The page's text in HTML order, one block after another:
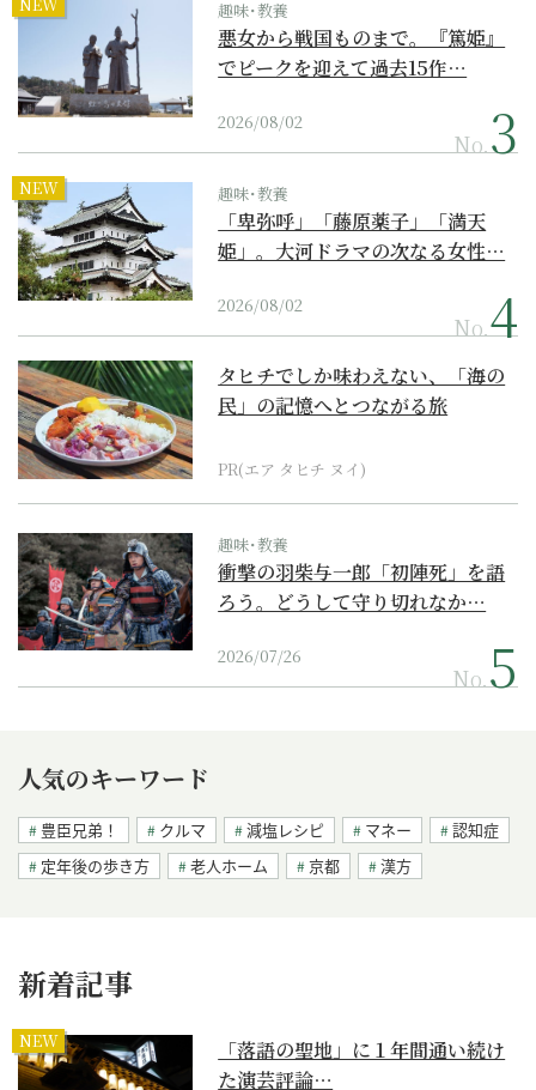
NEW 趣味･教養
悪女から戦国ものまで。『篤姫』
でピークを迎えて過去15作…
2026/08/02
No.
NEW 趣味･教養
「卑弥呼」「藤原薬子」「満天
姫」。大河ドラマの次なる女性…
2026/08/02
No.
タヒチでしか味わえない、「海の
民」の記憶へとつながる旅
PR(エア タヒチ ヌイ)
趣味･教養
衝撃の羽柴与一郎「初陣死」を語
ろう。どうして守り切れなか…
2026/07/26
No.
人気のキーワード
豊臣兄弟！ クルマ 減塩レシピ マネー
認知症
定年後の歩き方
老人ホーム 京都 漢方
新着記事
NEW
「落語の聖地」に１年間通い続け
た演芸評論…